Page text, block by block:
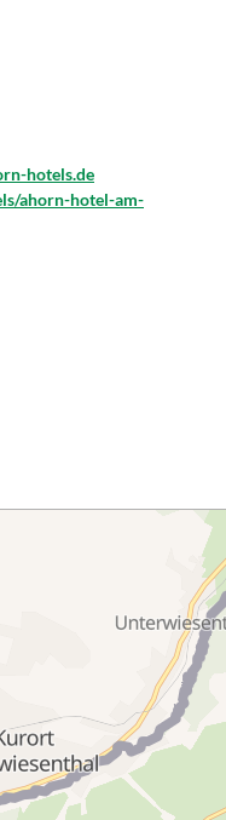
hotels.de
ahorn-hotel-am-